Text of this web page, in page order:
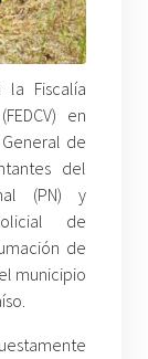
la Fiscalía
en
de
del
(PN) y
de
de
municipio